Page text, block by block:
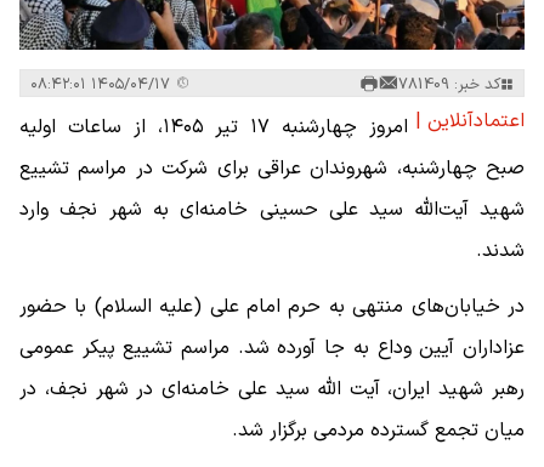
کد خبر: 781409
اعتمادآنلاین |
امروز چهارشنبه ۱۷ تیر ۱۴۰۵، از ساعات اولیه
صبح چهارشنبه، شهروندان عراقی برای شرکت در مراسم تشییع
شهید آیت‌الله سید علی حسینی خامنه‌ای به شهر نجف وارد
شدند.
در خیابان‌های منتهی به حرم امام علی (علیه السلام) با حضور
عزاداران آیین وداع به جا آورده شد. مراسم تشییع پیکر عمومی
رهبر شهید ایران، آیت الله سید علی خامنه‌ای در شهر نجف، در
میان تجمع گسترده مردمی برگزار شد.